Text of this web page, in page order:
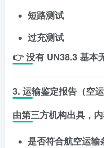
短路测试
过充测试
👉 没有 UN38.3 基本
3. 运输鉴定报告（空运
由第三方机构出具，内
是否符合航空运输